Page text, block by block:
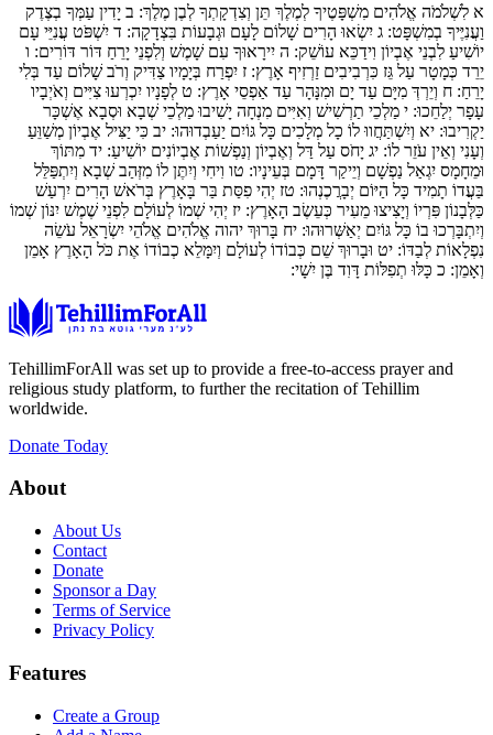
א לִשְׁלֹמֹה אֱלֹהִים מִשְׁפָּטֶיךָ לְמֶלֶךְ תֵּן וְצִדְקָתְךָ לְבֶן מֶלֶךְ: ב יָדִין עַמְּךָ בְצֶדֶק
וַעֲנִיֶּיךָ בְמִשְׁפָּט: ג יִשְׂאוּ הָרִים שָׁלוֹם לָעָם וּגְבָעוֹת בִּצְדָקָה: ד יִשְׁפֹּט עֲ‍נִיֵּי עָם
יוֹשִׁיעַ לִבְנֵי אֶבְיוֹן וִידַכֵּא עוֹשֵׁק: ה יִירָאוּךָ עִם שָׁמֶשׁ וְלִפְנֵי יָרֵחַ דּוֹר דּוֹרִים: ו
יֵרֵד כְּמָטָר עַל גֵּז כִּרְבִיבִים זַרְזִיף אָרֶץ: ז יִפְרַח בְּיָמָיו צַדִּיק וְרֹב שָׁלוֹם עַד בְּלִי
יָרֵחַ: ח וְיֵרְדְּ מִיָּם עַד יָם וּמִנָּהָר עַד אַפְסֵי אָרֶץ: ט לְפָנָיו יִכְרְעוּ צִיִּים וְאֹיְבָיו
עָפָר יְלַחֵכוּ: י מַלְכֵי תַרְשִׁישׁ וְאִיִּים מִנְחָה יָשִׁיבוּ מַלְכֵי שְׁבָא וּסְבָא אֶשְׁכָּר
יַקְרִיבוּ: יא וְיִשְׁתַּחֲווּ לוֹ כָל מְלָכִים כָּל גּוֹיִם יַעַבְדוּהוּ: יב כִּי יַצִּיל אֶבְיוֹן מְשַׁוֵּעַ
וְעָנִי וְאֵין עֹזֵר לוֹ: יג יָחֹס עַל דַּל וְאֶבְיוֹן וְנַפְשׁוֹת אֶבְיוֹנִים יוֹשִׁיעַ: יד מִתּוֹךְ
וּמֵחָמָס יִגְאַל נַפְשָׁם וְיֵיקַר דָּמָם בְּעֵינָיו: טו וִיחִי וְיִתֶּן לוֹ מִזְּהַב שְׁבָא וְיִתְפַּלֵּל
בַּעֲדוֹ תָמִיד כָּל הַיּוֹם יְבָרֲכֶנְהוּ: טז יְהִי פִסַּת בַּר בָּאָרֶץ בְּרֹאשׁ הָרִים יִרְעַשׁ
כַּלְּבָנוֹן פִּרְיוֹ וְיָצִיצוּ מֵעִיר כְּעֵשֶׂב הָאָרֶץ: יז יְהִי שְׁמוֹ לְעוֹלָם לִפְנֵי שֶׁמֶשׁ יִנּוֹן שְׁמוֹ
וְיִתְבָּרְכוּ בוֹ כָּל גּוֹיִם יְאַשְּׁרוּהוּ: יח בָּרוּךְ יהוה אֱלֹהִים אֱלֹהֵי יִשְׂרָאֵל עֹשֵׂה
נִפְלָאוֹת לְבַדּוֹ: יט וּבָרוּךְ שֵׁם כְּבוֹדוֹ לְעוֹלָם וְיִמָּלֵא כְבוֹדוֹ אֶת כֹּל הָאָרֶץ אָמֵן
וְאָמֵן: כ כָּלּוּ תְפִלּוֹת דָּוִד בֶּן יִשָׁי:
TehillimForAll was set up to provide a free-to-access prayer and
religious study platform, to further the recitation of Tehillim
worldwide.
Donate Today
About
About Us
Contact
Donate
Sponsor a Day
Terms of Service
Privacy Policy
Features
Create a Group